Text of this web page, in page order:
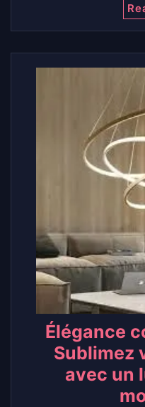
Élégance
Sublimez
avec un